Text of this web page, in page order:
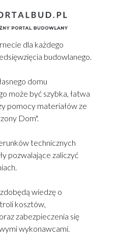
dla każdego
budowlanego.
domu
może być szybka, łatwa
pomocy materiałów ze
Dom".
technicznych
pozwalające zaliczyć
wiedzę o
kosztów,
zabezpieczenia się
wykonawcami.